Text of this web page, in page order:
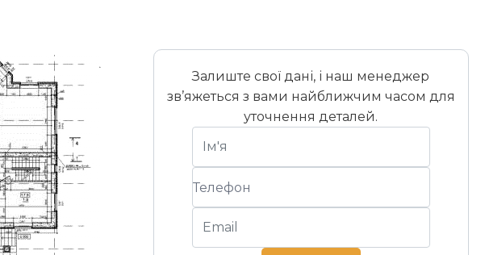
Залиште свої дані, і наш менеджер
зв’яжеться з вами найближчим часом для
уточнення деталей.